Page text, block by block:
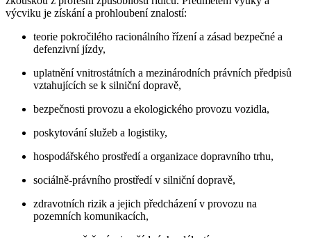
výcviku je získání a prohloubení znalostí:
teorie pokročilého racionálního řízení a zásad bezpečné a
defenzivní jízdy,
uplatnění vnitrostátních a mezinárodních právních předpisů
vztahujících se k silniční dopravě,
bezpečnosti provozu a ekologického provozu vozidla,
poskytování služeb a logistiky,
hospodářského prostředí a organizace dopravního trhu,
sociálně-právního prostředí v silniční dopravě,
zdravotních rizik a jejich předcházení v provozu na
pozemních komunikacích,